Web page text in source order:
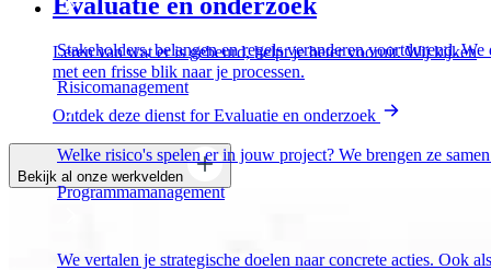
Stakeholders, belangen en regels veranderen voortdurend.
Risicomanagement
Welke risico's spelen er in jouw project? We brengen ze
Programmamanagement
We vertalen je strategische doelen naar concrete acties. Ook
Leren van wat er is gebeurd, helpt je beter vooruit. Wij kijken
met een frisse blik naar je processen.
Ontdek deze dienst for Evaluatie en onderzoek
Bekijk al onze werkvelden